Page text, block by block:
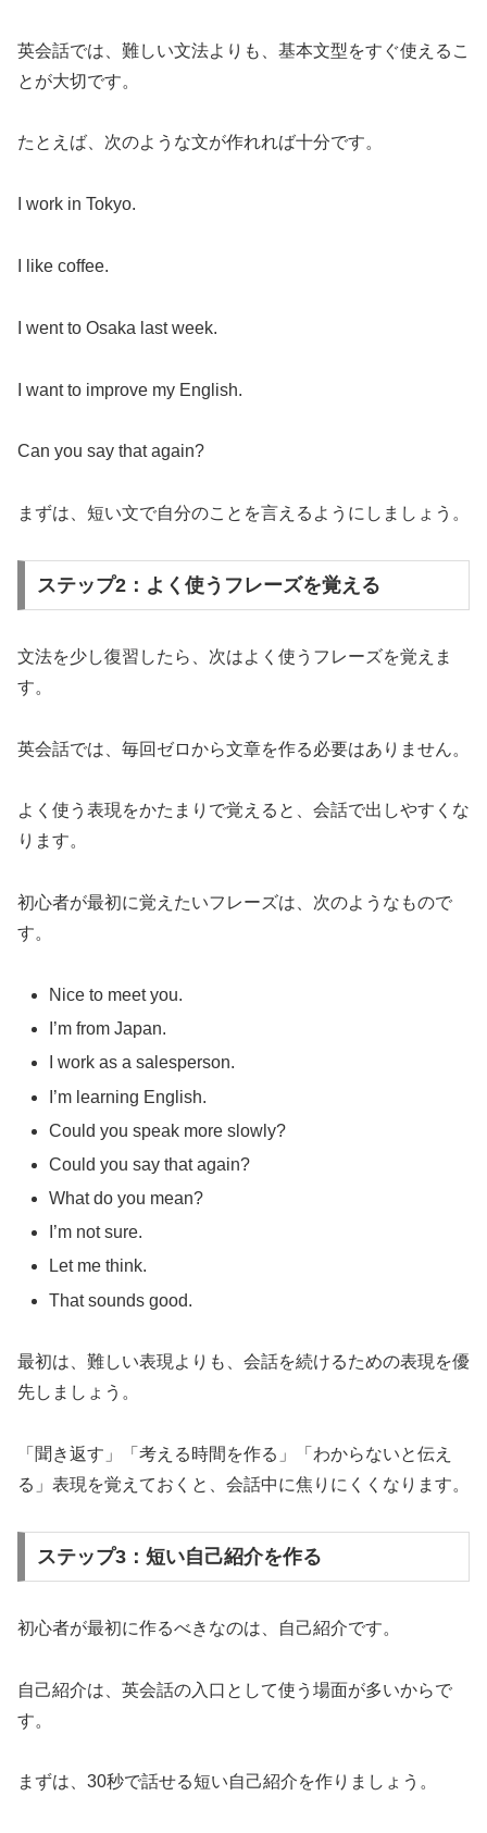
英会話では、難しい文法よりも、基本文型をすぐ使えるこ
とが大切です。
たとえば、次のような文が作れれば十分です。
I work in Tokyo.
I like coffee.
I went to Osaka last week.
I want to improve my English.
Can you say that again?
まずは、短い文で自分のことを言えるようにしましょう。
ステップ2：よく使うフレーズを覚える
文法を少し復習したら、次はよく使うフレーズを覚えま
す。
英会話では、毎回ゼロから文章を作る必要はありません。
よく使う表現をかたまりで覚えると、会話で出しやすくな
ります。
初心者が最初に覚えたいフレーズは、次のようなもので
す。
Nice to meet you.
I’m from Japan.
I work as a salesperson.
I’m learning English.
Could you speak more slowly?
Could you say that again?
What do you mean?
I’m not sure.
Let me think.
That sounds good.
最初は、難しい表現よりも、会話を続けるための表現を優
先しましょう。
「聞き返す」「考える時間を作る」「わからないと伝え
る」表現を覚えておくと、会話中に焦りにくくなります。
ステップ3：短い自己紹介を作る
初心者が最初に作るべきなのは、自己紹介です。
自己紹介は、英会話の入口として使う場面が多いからで
す。
まずは、30秒で話せる短い自己紹介を作りましょう。